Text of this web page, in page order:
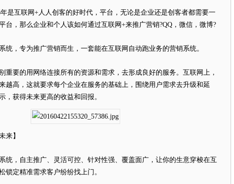
联网+人人创客的好时代，平台，无论是企业还是创客者都需要一
台，那么企业和个人该如何通过互联网+来推广营销?QQ，微信，微博?
，专为推广营销而生，一套能在互联网自动跑业务的营销系统。
要的用网络连接所有的资源和需求，去形成良好的服务。互联网上，
越高，这就要求每个企业在服务的基础上，围绕用户需求去升级和延
，获得未来更高的收益和回报。
】
，自主推广、灵活可控、针对性强、覆盖面广，让你的生意穿梭在互
锁定精准需求客户纷纷找上门。